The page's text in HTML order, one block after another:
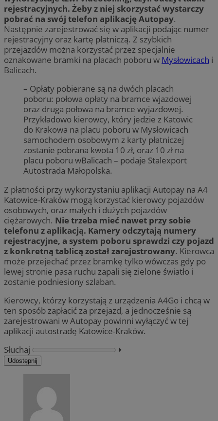
rejestracyjnych. Żeby z niej skorzystać wystarczy
pobrać na swój telefon aplikację Autopay.
Następnie zarejestrować się w aplikacji podając numer
rejestracyjny oraz kartę płatniczą. Z szybkich
przejazdów można korzystać przez specjalnie
oznakowane bramki na placach poboru w Mysłowicach i
Balicach.
– Opłaty pobierane są na dwóch placach
poboru: połowa opłaty na bramce wjazdowej
oraz druga połowa na bramce wyjazdowej.
Przykładowo kierowcy, który jedzie z Katowic
do Krakowa na placu poboru w Mysłowicach
samochodem osobowym z karty płatniczej
zostanie pobrana kwota 10 zł, oraz 10 zł na
placu poboru wBalicach – podaje Stalexport
Autostrada Małopolska.
Z płatności przy wykorzystaniu aplikacji Autopay na A4
Katowice-Kraków mogą korzystać kierowcy pojazdów
osobowych, oraz małych i dużych pojazdów
ciężarowych. Nie trzeba mieć nawet przy sobie
telefonu z aplikacją. Kamery odczytają numery
rejestracyjne, a system poboru sprawdzi czy pojazd
z konkretną tablicą został zarejestrowany. Kierowca
może przejechać przez bramkę tylko wówczas gdy po
lewej stronie pasa ruchu zapali się zielone światło i
zostanie podniesiony szlaban.
Kierowcy, którzy korzystają z urządzenia A4Go i chcą w
ten sposób zapłacić za przejazd, a jednocześnie są
zarejestrowani w Autopay powinni wyłączyć w tej
aplikacji autostradę Katowice-Kraków.
Słuchaj
⏵︎
Udostępnij